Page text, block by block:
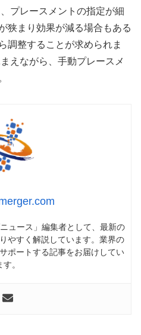
プレースメントの指定が細
狭まり効果が減る場合もある
調整することが求められま
えながら、手動プレースメ
ュース」編集者として、最新の
やすく解説しています。業界の
ポートする記事をお届けしてい
す。